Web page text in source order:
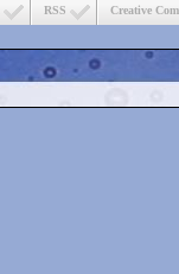
Creative
RSS